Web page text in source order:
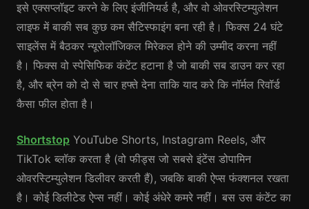
इसे एक्सप्लॉइट करने के लिए इंजीनियर्ड है, और वो ओवरस्टिम्युलेशन
लाइफ में बाकी सब कुछ कम सैटिस्फाइंग बना रही है। फिक्स 24 घंटे
साइलेंस में बैठकर न्यूरोलॉजिकल मिरेकल होने की उम्मीद करना नहीं
है। फिक्स वो स्पेसिफिक कंटेंट हटाना है जो बाकी सब डाउन कर रहा
है, और ब्रेन को दो से चार हफ्ते देना ताकि याद करे कि नॉर्मल रिवॉर्ड
कैसा फील होता है।
Shortstop YouTube Shorts, Instagram Reels, और
TikTok ब्लॉक करता है (वो फीड्स जो सबसे इंटेंस डोपामिन
ओवरस्टिम्युलेशन डिलीवर करती हैं), जबकि बाकी ऐप्स फंक्शनल रखता
है। कोई डिलीटेड ऐप्स नहीं। कोई अंधेरे कमरे नहीं। बस उस कंटेंट का